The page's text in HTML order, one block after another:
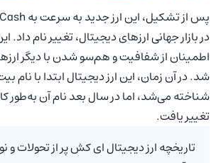
در بازار جهانی ارزهای دیجیتال، تغییر نام
اطمینان از شفافیت و هم‌سو شدن با دیگر
شناخته می‌شد، اما در سال بعد نام آن به‌طور
تغییر یافت.
تاریخچه ارز دیجیتال ای کش پر از تحولات و